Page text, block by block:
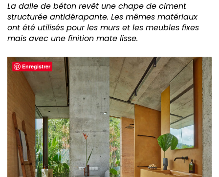
La dalle de béton revêt une chape de ciment
structurée antidérapante. Les mêmes matériaux
ont été utilisés pour les murs et les meubles fixes
mais avec une finition mate lisse.
Enregistrer